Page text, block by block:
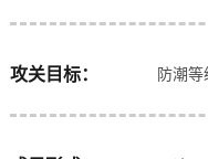
攻关目标： 防潮等